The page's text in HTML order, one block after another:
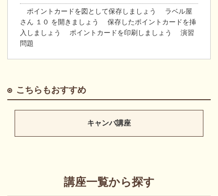
ポイントカードを図として保存しましょう ラベル屋
さん １０ を開きましょう 保存したポイントカードを挿
入しましょう ポイントカードを印刷しましょう 演習
問題
こちらもおすすめ
キャンバ講座
講座一覧から探す